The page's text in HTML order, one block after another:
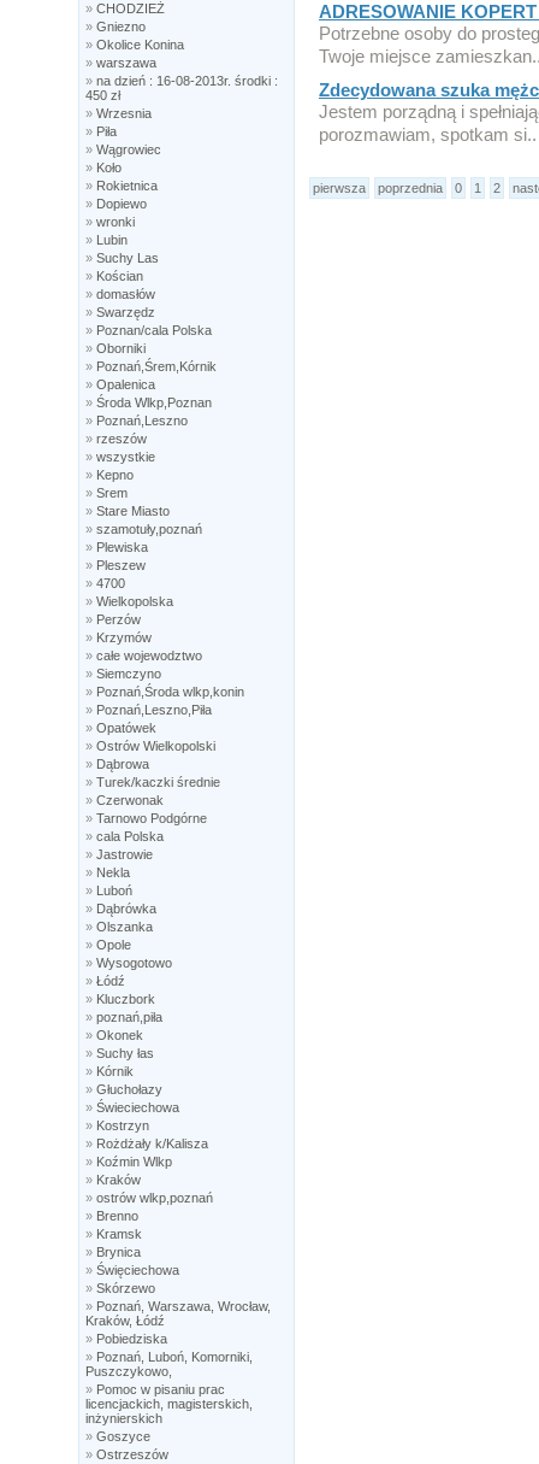
» CHODZIEŻ
» Gniezno
» Okolice Konina
» warszawa
» na dzień : 16-08-2013r. środki :
450 zł
» Wrzesnia
» Piła
» Wągrowiec
» Koło
» Rokietnica
» Dopiewo
» wronki
» Lubin
» Suchy Las
» Kościan
» domasłów
» Swarzędz
» Poznan/cala Polska
» Oborniki
» Poznań,Śrem,Kórnik
» Opalenica
» Środa Wlkp,Poznan
» Poznań,Leszno
» rzeszów
» wszystkie
» Kepno
» Srem
» Stare Miasto
» szamotuły,poznań
» Plewiska
» Pleszew
» 4700
» Wielkopolska
» Perzów
» Krzymów
» całe wojewodztwo
» Siemczyno
» Poznań,Środa wlkp,konin
» Poznań,Leszno,Piła
» Opatówek
» Ostrów Wielkopolski
» Dąbrowa
» Turek/kaczki średnie
» Czerwonak
» Tarnowo Podgórne
» cala Polska
» Jastrowie
» Nekla
» Luboń
» Dąbrówka
» Olszanka
» Opole
» Wysogotowo
» Łódź
» Kluczbork
» poznań,piła
» Okonek
» Suchy łas
» Kórnik
» Głuchołazy
» Świeciechowa
» Kostrzyn
» Rożdżały k/Kalisza
» Koźmin Wlkp
» Kraków
» ostrów wlkp,poznań
» Brenno
» Kramsk
» Brynica
» Święciechowa
» Skórzewo
» Poznań, Warszawa, Wrocław,
Kraków, Łódź
» Pobiedziska
» Poznań, Luboń, Komorniki,
Puszczykowo,
» Pomoc w pisaniu prac
licencjackich, magisterskich,
inżynierskich
» Goszyce
» Ostrzeszów
ADRESOWANIE
Potrzebne osoby do
Twoje miejsce
Zdecydowana szuka
Jestem porządną i
porozmawiam, spotkam si..
pierwsza poprzednia 0 1 2